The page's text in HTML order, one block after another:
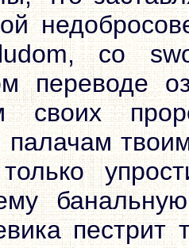
со
переводе
своих
палачам
пестрит